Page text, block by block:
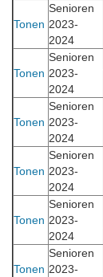
Tonen
Senioren
2023-
2024
Tonen
Senioren
2023-
2024
Tonen
Senioren
2023-
2024
Tonen
Senioren
2023-
2024
Tonen
Senioren
2023-
2024
Tonen
Senioren
2023-